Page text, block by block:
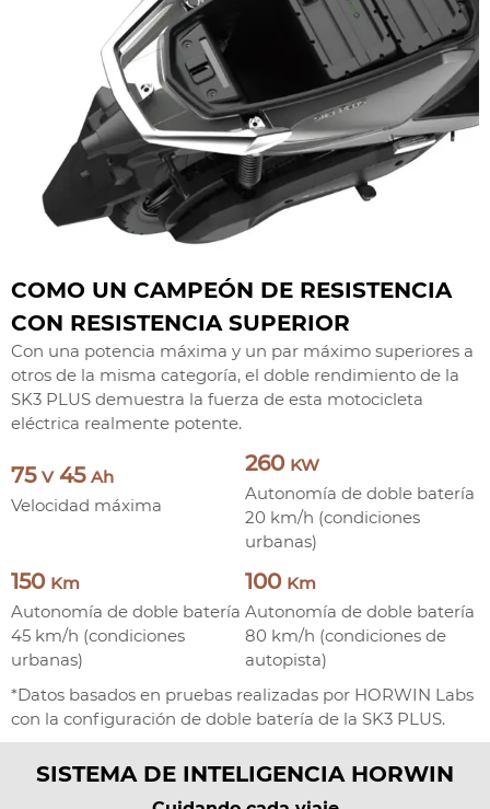
COMO UN CAMPEÓN DE RESISTENCIA
CON RESISTENCIA SUPERIOR
Con una potencia máxima y un par máximo superiores a
otros de la misma categoría, el doble rendimiento de la
SK3 PLUS demuestra la fuerza de esta motocicleta
eléctrica realmente potente.
75 V45 Ah
Velocidad máxima
260 KW
Autonomía de doble batería
20 km/h (condiciones
urbanas)
150 Km
Autonomía de doble batería
45 km/h (condiciones
urbanas)
100 Km
Autonomía de doble batería
80 km/h (condiciones de
autopista)
*Datos basados en pruebas realizadas por HORWIN Labs
con la configuración de doble batería de la SK3 PLUS.
SISTEMA DE INTELIGENCIA HORWIN